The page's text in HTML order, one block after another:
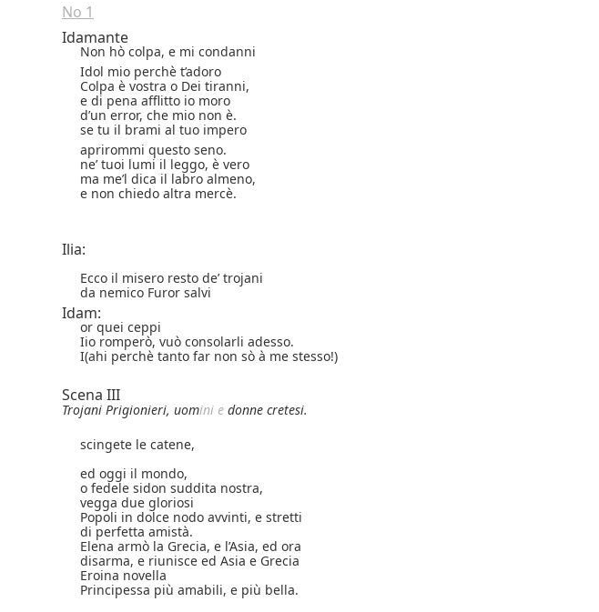
No 1
Idamante
Non hò colpa, e mi condanni
Idol mio perchè t’adoro
Colpa è vostra o Dei tiranni,
e di pena afflitto io moro
d’un error, che mio non è.
se tu il brami al tuo impero
aprirommi questo seno.
ne’ tuoi lumi il leggo, è vero
ma me’l dica il labro almeno,
e non chiedo altra mercè.
Ilia:
Ecco il misero resto de’ trojani
da nemico Furor salvi
Idam:
or quei ceppi
Iio romperò, vuò consolarli adesso.
I(ahi perchè tanto far non sò à me stesso!)
Scena III
Trojani Prigionieri, uomini e donne cretesi.
scingete le catene,
ed oggi il mondo,
o fedele sidon suddita nostra,
vegga due gloriosi
Popoli in dolce nodo avvinti, e stretti
di perfetta amistà.
Elena armò la Grecia, e l’Asia, ed ora
disarma, e riunisce ed Asia e Grecia
Eroina novella
Principessa più amabili, e più bella.